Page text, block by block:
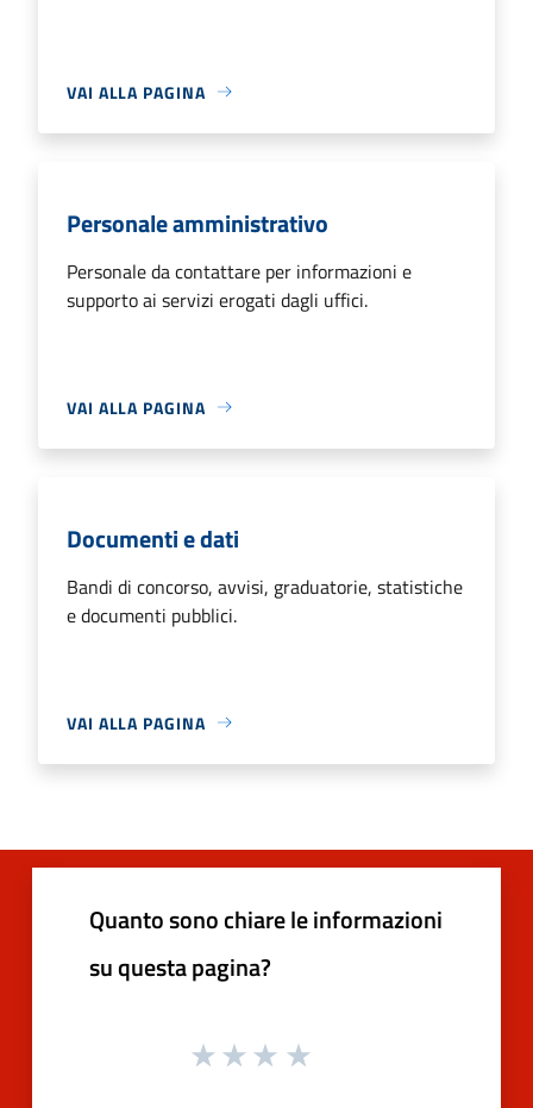
VAI ALLA PAGINA
Personale amministrativo
Personale da contattare per informazioni e
supporto ai servizi erogati dagli uffici.
VAI ALLA PAGINA
Documenti e dati
Bandi di concorso, avvisi, graduatorie, statistiche
e documenti pubblici.
VAI ALLA PAGINA
Quanto sono chiare le informazioni
su questa pagina?